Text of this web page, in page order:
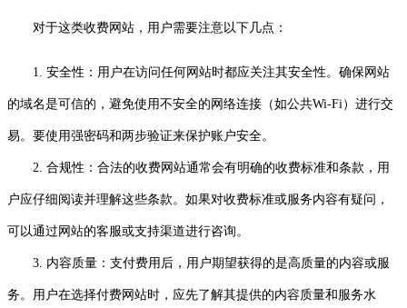
对于这类收费网站，用户需要注意以下几点：
1. 安全性：用户在访问任何网站时都应关注其安全性。确保网站
的域名是可信的，避免使用不安全的网络连接（如公共Wi-Fi）进行交
易。要使用强密码和两步验证来保护账户安全。
2. 合规性：合法的收费网站通常会有明确的收费标准和条款，用
户应仔细阅读并理解这些条款。如果对收费标准或服务内容有疑问，
可以通过网站的客服或支持渠道进行咨询。
3. 内容质量：支付费用后，用户期望获得的是高质量的内容或服
务。用户在选择付费网站时，应先了解其提供的内容质量和服务水